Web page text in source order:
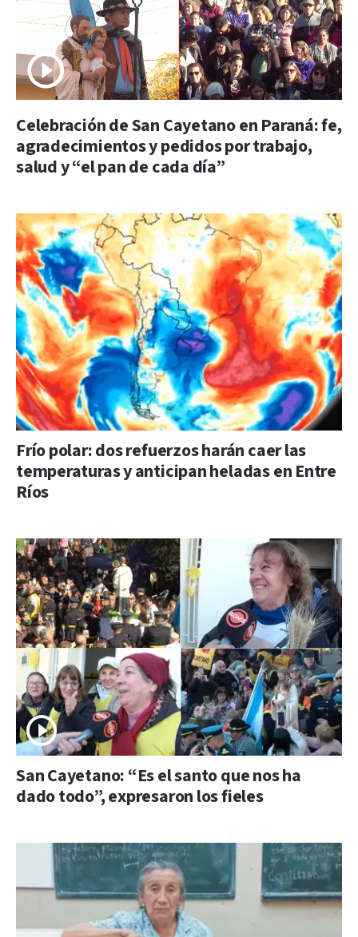
Celebración de San Cayetano en Paraná: fe,
agradecimientos y pedidos por trabajo,
salud y “el pan de cada día”
Frío polar: dos refuerzos harán caer las
temperaturas y anticipan heladas en Entre
Ríos
San Cayetano: “Es el santo que nos ha
dado todo”, expresaron los fieles